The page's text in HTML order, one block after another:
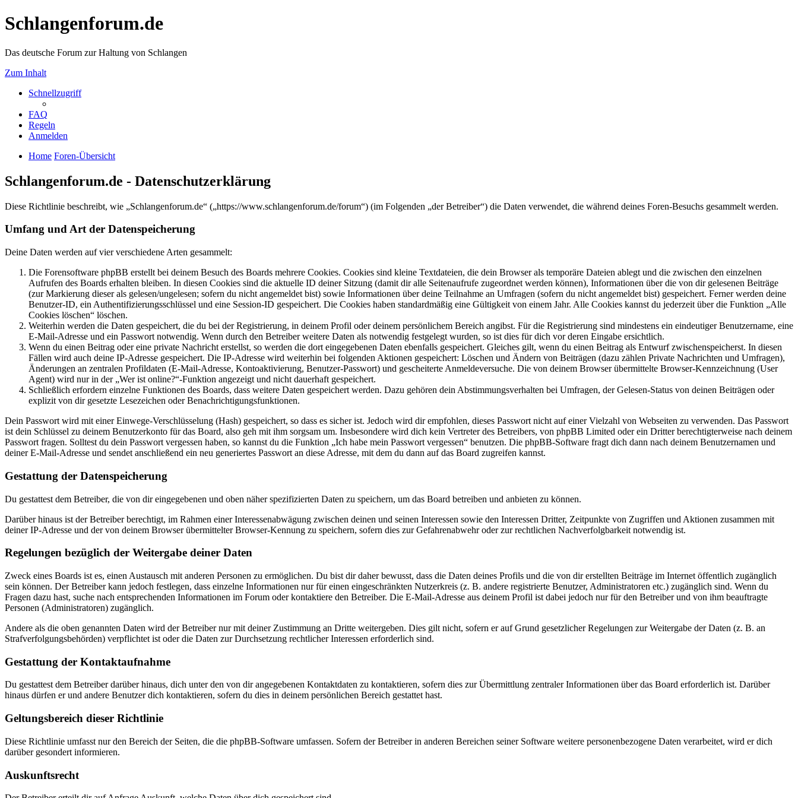
Schlangenforum.de
Das deutsche Forum zur Haltung von Schlangen
Zum Inhalt
Schnellzugriff
FAQ
Regeln
Anmelden
Home Foren-Übersicht
Schlangenforum.de - Datenschutzerklärung
Diese Richtlinie beschreibt, wie „Schlangenforum.de“ („https://www.schlangenforum.de/forum“) (im Folgenden „der Betreiber“) die Daten verwendet, die während deines Foren-Besuchs gesammelt werden.
Umfang und Art der Datenspeicherung
Deine Daten werden auf vier verschiedene Arten gesammelt:
Die Forensoftware phpBB erstellt bei deinem Besuch des Boards mehrere Cookies. Cookies sind kleine Textdateien, die dein Browser als temporäre Dateien ablegt und die zwischen den einzelnen
Aufrufen des Boards erhalten bleiben. In diesen Cookies sind die aktuelle ID deiner Sitzung (damit dir alle Seitenaufrufe zugeordnet werden können), Informationen über die von dir gelesenen Beiträge
(zur Markierung dieser als gelesen/ungelesen; sofern du nicht angemeldet bist) sowie Informationen über deine Teilnahme an Umfragen (sofern du nicht angemeldet bist) gespeichert. Ferner werden deine
Benutzer-ID, ein Authentifizierungsschlüssel und eine Session-ID gespeichert. Die Cookies haben standardmäßig eine Gültigkeit von einem Jahr. Alle Cookies kannst du jederzeit über die Funktion „Alle
Cookies löschen“ löschen.
Weiterhin werden die Daten gespeichert, die du bei der Registrierung, in deinem Profil oder deinem persönlichem Bereich angibst. Für die Registrierung sind mindestens ein eindeutiger Benutzername, eine
E-Mail-Adresse und ein Passwort notwendig. Wenn durch den Betreiber weitere Daten als notwendig festgelegt wurden, so ist dies für dich vor deren Eingabe ersichtlich.
Wenn du einen Beitrag oder eine private Nachricht erstellst, so werden die dort eingegebenen Daten ebenfalls gespeichert. Gleiches gilt, wenn du einen Beitrag als Entwurf zwischenspeicherst. In diesen
Fällen wird auch deine IP-Adresse gespeichert. Die IP-Adresse wird weiterhin bei folgenden Aktionen gespeichert: Löschen und Ändern von Beiträgen (dazu zählen Private Nachrichten und Umfragen),
Änderungen an zentralen Profildaten (E-Mail-Adresse, Kontoaktivierung, Benutzer-Passwort) und gescheiterte Anmeldeversuche. Die von deinem Browser übermittelte Browser-Kennzeichnung (User
Agent) wird nur in der „Wer ist online?“-Funktion angezeigt und nicht dauerhaft gespeichert.
Schließlich erfordern einzelne Funktionen des Boards, dass weitere Daten gespeichert werden. Dazu gehören dein Abstimmungsverhalten bei Umfragen, der Gelesen-Status von deinen Beiträgen oder
explizit von dir gesetzte Lesezeichen oder Benachrichtigungsfunktionen.
Dein Passwort wird mit einer Einwege-Verschlüsselung (Hash) gespeichert, so dass es sicher ist. Jedoch wird dir empfohlen, dieses Passwort nicht auf einer Vielzahl von Webseiten zu verwenden. Das Passwort
ist dein Schlüssel zu deinem Benutzerkonto für das Board, also geh mit ihm sorgsam um. Insbesondere wird dich kein Vertreter des Betreibers, von phpBB Limited oder ein Dritter berechtigterweise nach deinem
Passwort fragen. Solltest du dein Passwort vergessen haben, so kannst du die Funktion „Ich habe mein Passwort vergessen“ benutzen. Die phpBB-Software fragt dich dann nach deinem Benutzernamen und
deiner E-Mail-Adresse und sendet anschließend ein neu generiertes Passwort an diese Adresse, mit dem du dann auf das Board zugreifen kannst.
Gestattung der Datenspeicherung
Du gestattest dem Betreiber, die von dir eingegebenen und oben näher spezifizierten Daten zu speichern, um das Board betreiben und anbieten zu können.
Darüber hinaus ist der Betreiber berechtigt, im Rahmen einer Interessenabwägung zwischen deinen und seinen Interessen sowie den Interessen Dritter, Zeitpunkte von Zugriffen und Aktionen zusammen mit
deiner IP-Adresse und der von deinem Browser übermittelter Browser-Kennung zu speichern, sofern dies zur Gefahrenabwehr oder zur rechtlichen Nachverfolgbarkeit notwendig ist.
Regelungen bezüglich der Weitergabe deiner Daten
Zweck eines Boards ist es, einen Austausch mit anderen Personen zu ermöglichen. Du bist dir daher bewusst, dass die Daten deines Profils und die von dir erstellten Beiträge im Internet öffentlich zugänglich
sein können. Der Betreiber kann jedoch festlegen, dass einzelne Informationen nur für einen eingeschränkten Nutzerkreis (z. B. andere registrierte Benutzer, Administratoren etc.) zugänglich sind. Wenn du
Fragen dazu hast, suche nach entsprechenden Informationen im Forum oder kontaktiere den Betreiber. Die E-Mail-Adresse aus deinem Profil ist dabei jedoch nur für den Betreiber und von ihm beauftragte
Personen (Administratoren) zugänglich.
Andere als die oben genannten Daten wird der Betreiber nur mit deiner Zustimmung an Dritte weitergeben. Dies gilt nicht, sofern er auf Grund gesetzlicher Regelungen zur Weitergabe der Daten (z. B. an
Strafverfolgungsbehörden) verpflichtet ist oder die Daten zur Durchsetzung rechtlicher Interessen erforderlich sind.
Gestattung der Kontaktaufnahme
Du gestattest dem Betreiber darüber hinaus, dich unter den von dir angegebenen Kontaktdaten zu kontaktieren, sofern dies zur Übermittlung zentraler Informationen über das Board erforderlich ist. Darüber
hinaus dürfen er und andere Benutzer dich kontaktieren, sofern du dies in deinem persönlichen Bereich gestattet hast.
Geltungsbereich dieser Richtlinie
Diese Richtlinie umfasst nur den Bereich der Seiten, die die phpBB-Software umfassen. Sofern der Betreiber in anderen Bereichen seiner Software weitere personenbezogene Daten verarbeitet, wird er dich
darüber gesondert informieren.
Auskunftsrecht